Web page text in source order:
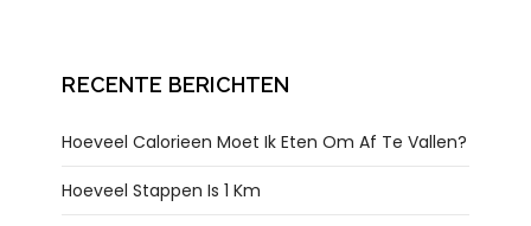
RECENTE BERICHTEN
Hoeveel Calorieen Moet Ik Eten Om Af Te Vallen?
Hoeveel Stappen Is 1 Km